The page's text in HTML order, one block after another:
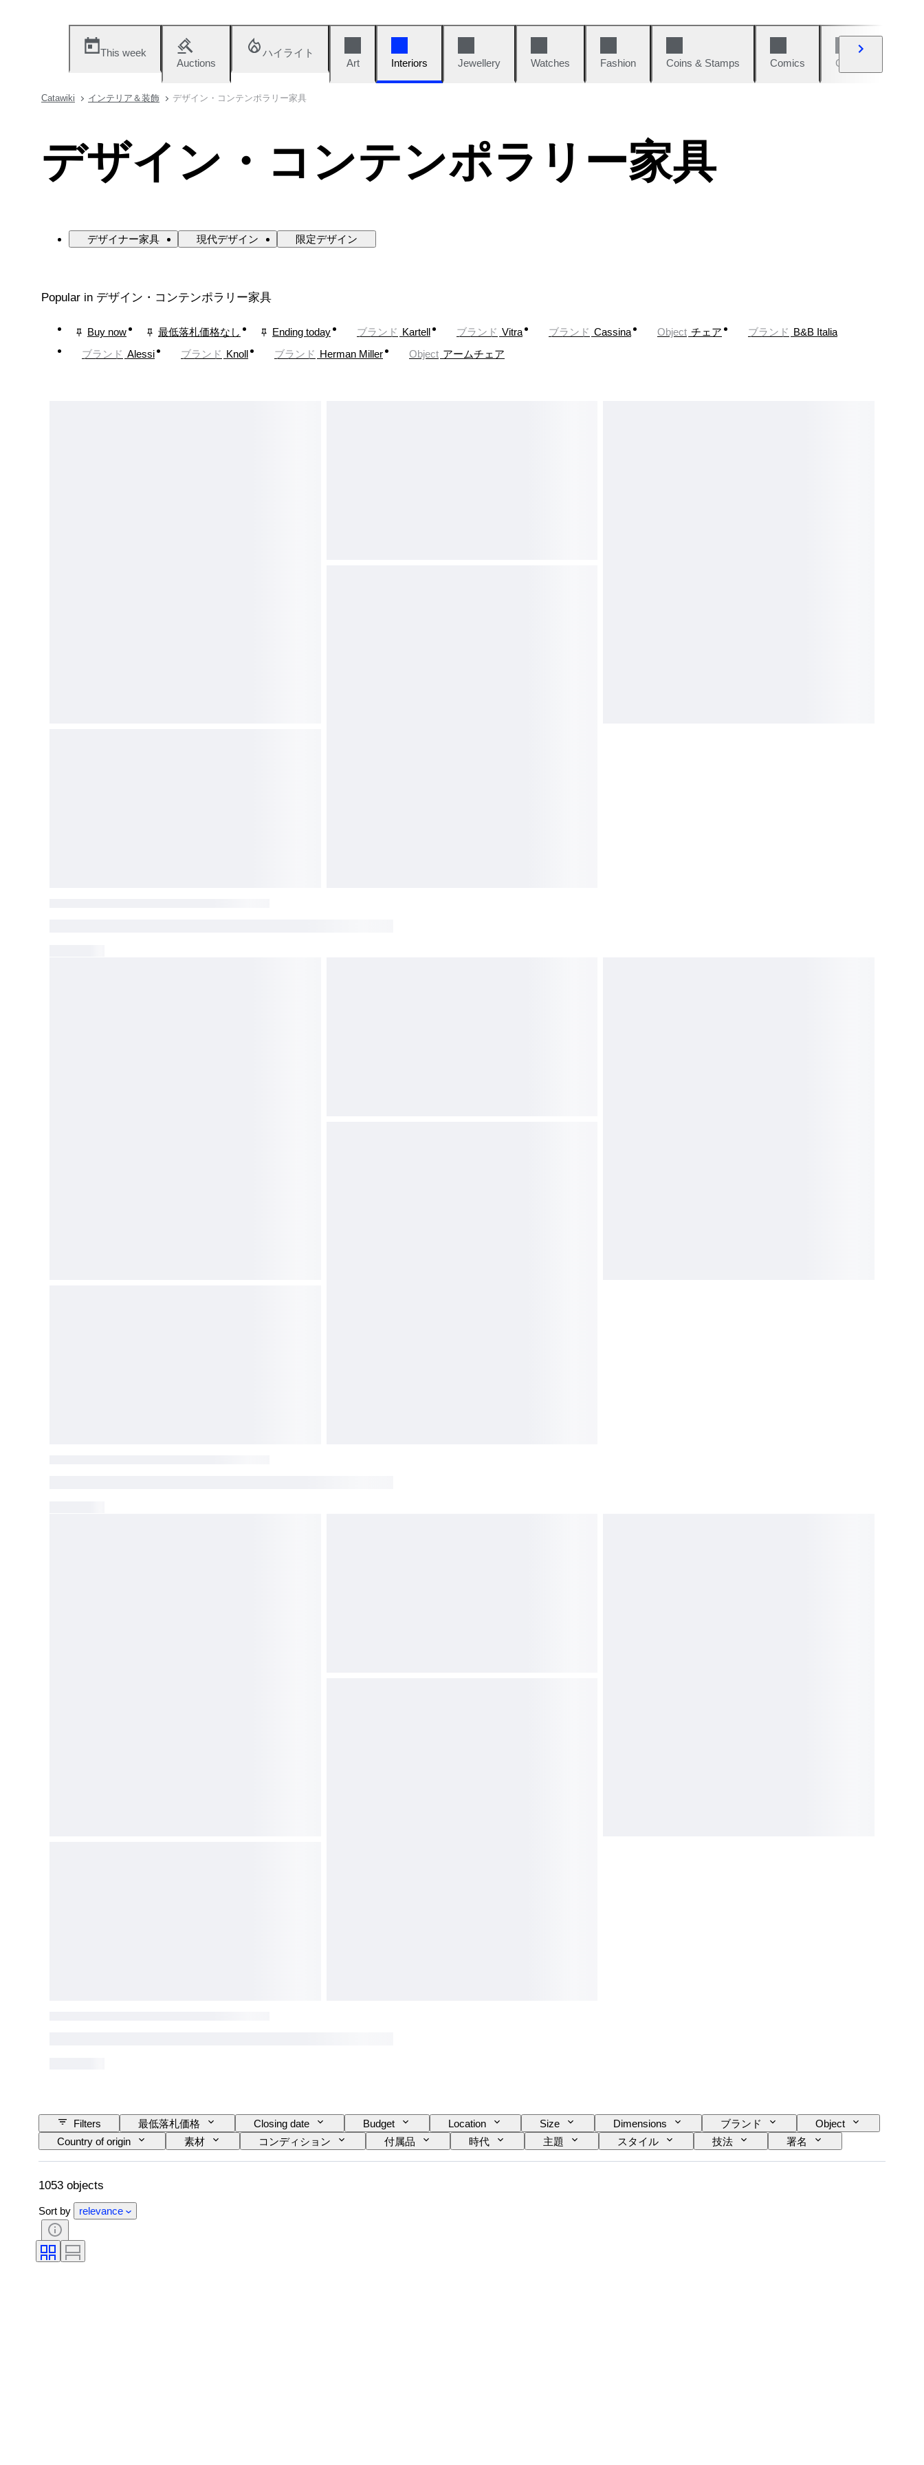
This week
Auctions
ハイライト
Art
Interiors Jewellery Watches Fashion Coins & Stamps Comics Cars & Bikes
Catawiki インテリア＆装飾 デザイン・コンテンポラリー家具
デザイン・コンテンポラリー家具
デザイナー家具 現代デザイン 限定デザイン
Popular in デザイン・コンテンポラリー家具
Buy now 最低落札価格なし Ending today ブランド Kartell ブランド Vitra ブランド Cassina Object チェア ブランド B&B Italia
ブランド Alessi ブランド Knoll ブランド Herman Miller Object アームチェア
Filters 最低落札価格 Closing date Budget Location Size Dimensions ブランド
Object
Country of origin
素材 コンディション 付属品 時代 主題 スタイル 技法
署名
エディション
カラー 時計ムーブメント 時代 販売元 アーティスト パワーリザーブ
報時機能
1053 objects
Sort by relevance